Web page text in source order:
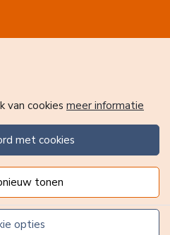
van cookies meer informatie
met cookies
tonen
opties